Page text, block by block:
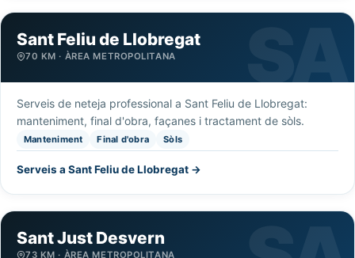
Sant Feliu de Llobregat
70 KM · ÀREA METROPOLITANA
Serveis de neteja professional a Sant Feliu de Llobregat:
manteniment, final d'obra, façanes i tractament de sòls.
Manteniment Final d'obra Sòls
Serveis a Sant Feliu de Llobregat →
Sant Just Desvern
73 KM · ÀREA METROPOLITANA